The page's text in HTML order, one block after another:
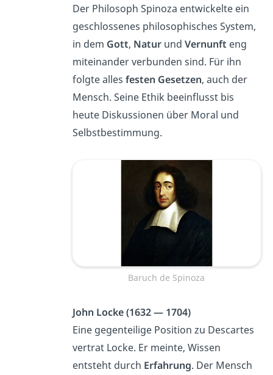
Der Philosoph Spinoza entwickelte ein
geschlossenes philosophisches System,
in dem Gott, Naturund Vernunft eng
miteinander verbunden sind. Für ihn
folgte alles festen Gesetzen, auch der
Mensch. Seine Ethik beeinflusst bis
heute Diskussionen über Moral und
Selbstbestimmung.
Baruch de Spinoza
John Locke (1632 — 1704)
Eine gegenteilige Position zu Descartes
vertrat Locke. Er meinte, Wissen
entsteht durch Erfahrung. Der Mensch